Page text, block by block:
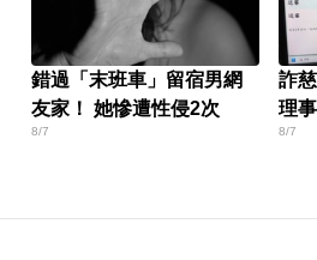
錯過「末班車」留宿男網
友家！ 她慘遭性侵2次
8/7
詐
理
8/7